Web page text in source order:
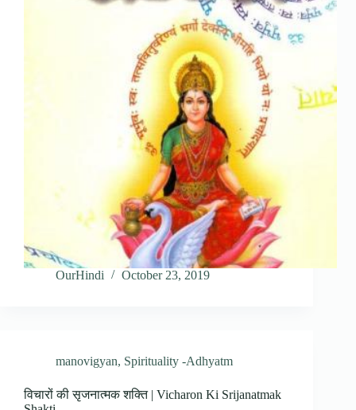
OurHindi October 23, 2019
manovigyan, Spirituality -Adhyatm
विचारों की सृजनात्मक शक्ति | Vicharon Ki Srijanatmak